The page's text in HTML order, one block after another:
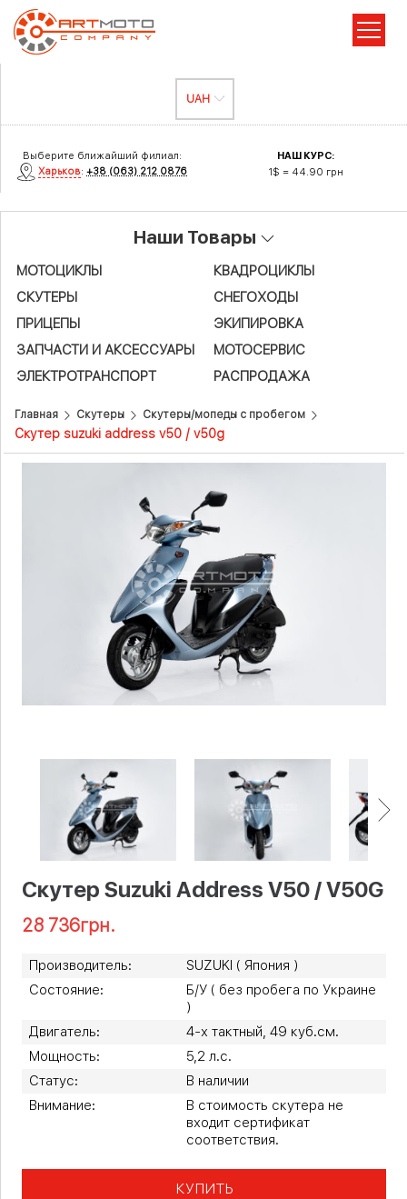
Выберите ближайший филиал:
Харьков:+38 (063) 212 0876
НАШ КУРС:
1$ = 44.90 грн
Наши Товары
МОТОЦИКЛЫ
КВАДРОЦИКЛЫ
СКУТЕРЫ
СНЕГОХОДЫ
ПРИЦЕПЫ
ЭКИПИРОВКА
ЗАПЧАСТИ И АКСЕСCУАРЫ
МОТОСЕРВИС
ЭЛЕКТРОТРАНСПОРТ
РАСПРОДАЖА
Главная Скутеры Скутеры/мопеды с пробегом
Скутер suzuki address v50 / v50g
Скутер Suzuki Address V50 / V50G
28 736грн.
Производитель:
SUZUKI ( Япония )
Состояние:
Б/У ( без пробега по Украине
)
Двигатель:
4-х тактный, 49 куб.см.
Мощность:
5,2 л.с.
Статус:
В наличии
Внимание:
В стоимость скутера не
входит сертификат
соответствия.
КУПИТЬ